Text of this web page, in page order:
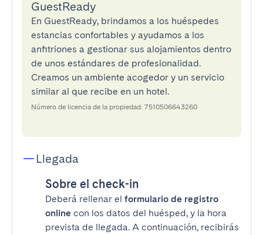
GuestReady
En GuestReady, brindamos a los huéspedes
estancias confortables y ayudamos a los
anfitriones a gestionar sus alojamientos dentro
de unos estándares de profesionalidad.
Creamos un ambiente acogedor y un servicio
similar al que recibe en un hotel.
Número de licencia de la propiedad: 7510506643260
Llegada
Sobre el check-in
Deberá rellenar el formulario de registro
online con los datos del huésped, y la hora
prevista de llegada. A continuación, recibirás